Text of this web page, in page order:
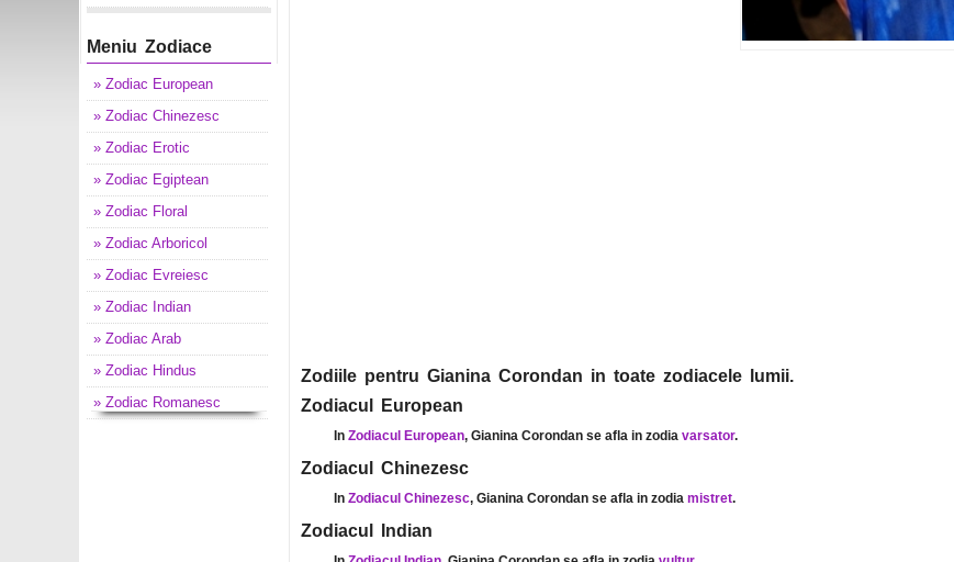
Meniu Zodiace
» Zodiac European
» Zodiac Chinezesc
» Zodiac Erotic
» Zodiac Egiptean
» Zodiac Floral
» Zodiac Arboricol
» Zodiac Evreiesc
» Zodiac Indian
» Zodiac Arab
» Zodiac Hindus
» Zodiac Romanesc
Zodiile pentru Gianina Corondan in toate zodiacele lumii.
Zodiacul European
In Zodiacul European, Gianina Corondan se afla in zodia varsator.
Zodiacul Chinezesc
In Zodiacul Chinezesc, Gianina Corondan se afla in zodia mistret.
Zodiacul Indian